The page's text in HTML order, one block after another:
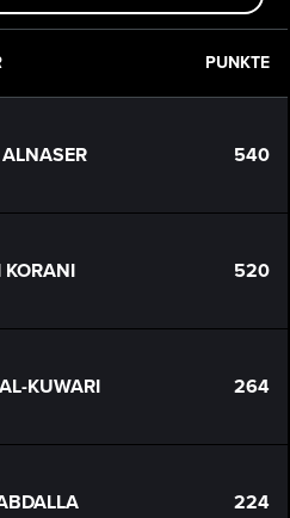
PUNKTE
540
520
KUWARI 264
224